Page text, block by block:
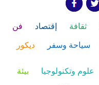
ثقافة إقتصاد فن
سياحة وسفر ديكور
علوم وتكنولوجيا بيئة